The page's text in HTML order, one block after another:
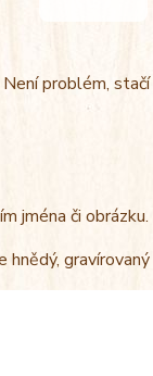
problém,
jména či
hnědý,